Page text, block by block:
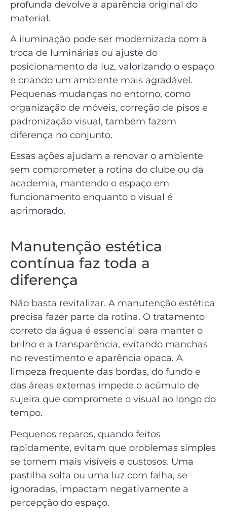
profunda devolve a aparência original do
material.
A iluminação pode ser modernizada com a
troca de luminárias ou ajuste do
posicionamento da luz, valorizando o espaço
e criando um ambiente mais agradável.
Pequenas mudanças no entorno, como
organização de móveis, correção de pisos e
padronização visual, também fazem
diferença no conjunto.
Essas ações ajudam a renovar o ambiente
sem comprometer a rotina do clube ou da
academia, mantendo o espaço em
funcionamento enquanto o visual é
aprimorado.
Manutenção estética
contínua faz toda a
diferença
Não basta revitalizar. A manutenção estética
precisa fazer parte da rotina. O tratamento
correto da água é essencial para manter o
brilho e a transparência, evitando manchas
no revestimento e aparência opaca. A
limpeza frequente das bordas, do fundo e
das áreas externas impede o acúmulo de
sujeira que compromete o visual ao longo do
tempo.
Pequenos reparos, quando feitos
rapidamente, evitam que problemas simples
se tornem mais visíveis e custosos. Uma
pastilha solta ou uma luz com falha, se
ignoradas, impactam negativamente a
percepção do espaço.